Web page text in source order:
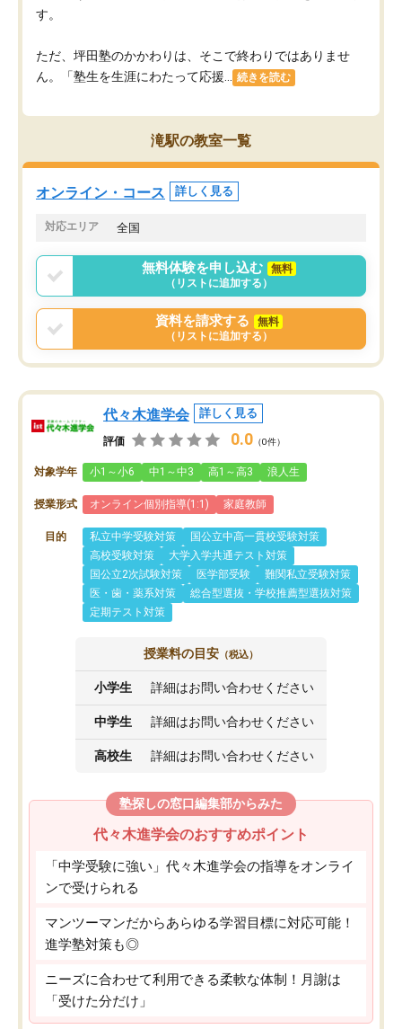
す。
ただ、坪田塾のかかわりは、そこで終わりではありませ
ん。「塾生を生涯にわたって応援...
続きを読む
滝駅の教室一覧
オンライン・コース 詳しく見る
対応エリア 全国
無料体験を申し込む
無料
（リストに追加する）
資料を請求する
無料
（リストに追加する）
代々木進学会 詳しく見る
評価 0.0 （0件）
対象学年 小1～小6 中1～中3 高1～高3 浪人生
授業形式 オンライン個別指導(1:1) 家庭教師
目的 私立中学受験対策
国公立中高一貫校受験対策
高校受験対策
大学入学共通テスト対策
国公立2次試験対策
医学部受験
難関私立受験対策
医・歯・薬系対策
総合型選抜・学校推薦型選抜対策
定期テスト対策
授業料の目安 （税込）
小学生 詳細はお問い合わせください
中学生 詳細はお問い合わせください
高校生 詳細はお問い合わせください
塾探しの窓口編集部からみた
代々木進学会のおすすめポイント
「中学受験に強い」代々木進学会の指導をオンライ
ンで受けられる
マンツーマンだからあらゆる学習目標に対応可能！
進学塾対策も◎
ニーズに合わせて利用できる柔軟な体制！月謝は
「受けた分だけ」